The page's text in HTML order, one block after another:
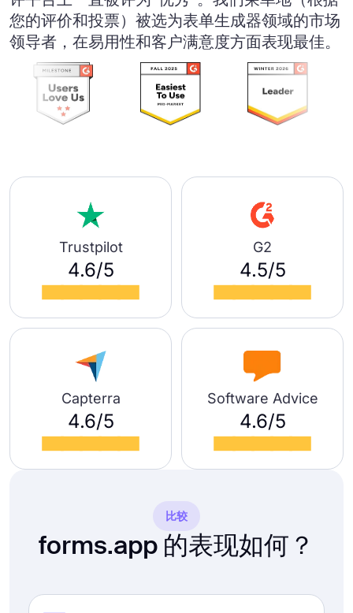
您的评价和投票）被选为表单生成器领域的市场
领导者，在易用性和客户满意度方面表现最佳。
Trustpilot
4.6/5
G2
4.5/5
Capterra
4.6/5
Software Advice
4.6/5
比较
forms.app 的表现如何？